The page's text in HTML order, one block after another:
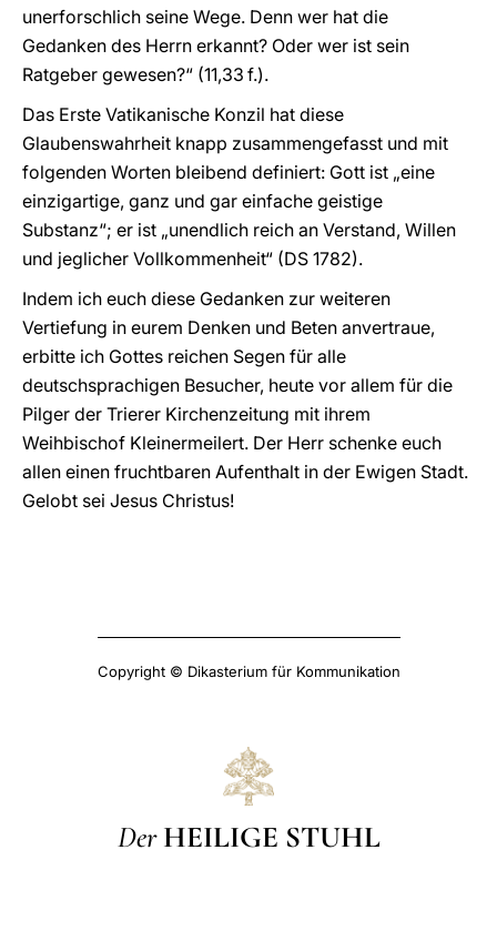
unerforschlich seine Wege. Denn wer hat die
Gedanken des Herrn erkannt? Oder wer ist sein
Ratgeber gewesen?“ (11,33 f.).
Das Erste Vatikanische Konzil hat diese
Glaubenswahrheit knapp zusammengefasst und mit
folgenden Worten bleibend definiert: Gott ist „eine
einzigartige, ganz und gar einfache geistige
Substanz“; er ist „unendlich reich an Verstand, Willen
und jeglicher Vollkommenheit“ (DS 1782).
Indem ich euch diese Gedanken zur weiteren
Vertiefung in eurem Denken und Beten anvertraue,
erbitte ich Gottes reichen Segen für alle
deutschsprachigen Besucher, heute vor allem für die
Pilger der Trierer Kirchenzeitung mit ihrem
Weihbischof Kleinermeilert. Der Herr schenke euch
allen einen fruchtbaren Aufenthalt in der Ewigen Stadt.
Gelobt sei Jesus Christus!
Copyright © Dikasterium für Kommunikation
Der HEILIGE STUHL